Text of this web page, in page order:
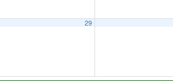
29